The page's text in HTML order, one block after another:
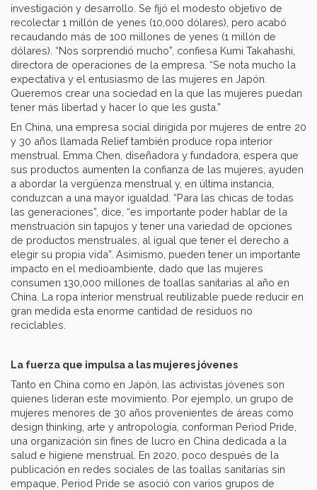
investigación y desarrollo. Se fijó el modesto objetivo de
recolectar 1 millón de yenes (10,000 dólares), pero acabó
recaudando más de 100 millones de yenes (1 millón de
dólares). “Nos sorprendió mucho”, confiesa Kumi Takahashi,
directora de operaciones de la empresa. “Se nota mucho la
expectativa y el entusiasmo de las mujeres en Japón.
Queremos crear una sociedad en la que las mujeres puedan
tener más libertad y hacer lo que les gusta.”
En China, una empresa social dirigida por mujeres de entre 20
y 30 años llamada Relief también produce ropa interior
menstrual. Emma Chen, diseñadora y fundadora, espera que
sus productos aumenten la confianza de las mujeres, ayuden
a abordar la vergüenza menstrual y, en última instancia,
conduzcan a una mayor igualdad. “Para las chicas de todas
las generaciones”, dice, “es importante poder hablar de la
menstruación sin tapujos y tener una variedad de opciones
de productos menstruales, al igual que tener el derecho a
elegir su propia vida”. Asimismo, pueden tener un importante
impacto en el medioambiente, dado que las mujeres
consumen 130,000 millones de toallas sanitarias al año en
China. La ropa interior menstrual reutilizable puede reducir en
gran medida esta enorme cantidad de residuos no
reciclables.
La fuerza que impulsa a las mujeres jóvenes
Tanto en China como en Japón, las activistas jóvenes son
quienes lideran este movimiento. Por ejemplo, un grupo de
mujeres menores de 30 años provenientes de áreas como
design thinking, arte y antropología, conforman Period Pride,
una organización sin fines de lucro en China dedicada a la
salud e higiene menstrual. En 2020, poco después de la
publicación en redes sociales de las toallas sanitarias sin
empaque, Period Pride se asoció con varios grupos de